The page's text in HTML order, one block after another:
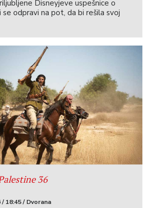
Disneyjeve uspešnice o
se odpravi na pot, da bi rešila svoj
36
18:45 / Dvorana